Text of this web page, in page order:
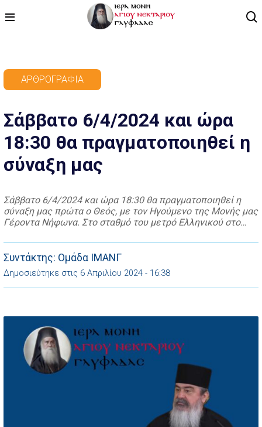
ΒΙΝΤΕΟ
ΑΡΘΡΟΓΡΑΦΙΑ
ΑΓΙΟΛΟΓΙΟ - ΒΙΟΙ ΑΓΙΩΝ
ΕΠΙΚΟΙΝΩΝΙΑ
ΑΡΘΡΟΓΡΑΦΊΑ
Σάββατο 6/4/2024 και ώρα
18:30 θα πραγματοποιηθεί η
σύναξη μας
Σάββατο 6/4/2024 και ώρα 18:30 θα πραγματοποιηθεί η
σύναξη μας πρώτα ο Θεός, με τον Ηγούμενο της Mονής μας
Γέροντα Νήφωνα. Στο σταθμό του μετρό Ελληνικού στο
στις 18:00 για την εξυπηρέτηση όσων έρχονται με το
μετρό.
Συντάκτης: Ομάδα ΙΜΑΝΓ
Δημοσιεύτηκε στις 6 Απριλίου 2024 - 16:38